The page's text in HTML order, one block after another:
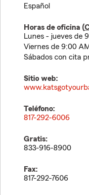
Español
Horas de oficina (
Lunes - jueves de
Viernes de 9:00
Sábados con cita
Sitio web:
Teléfono:
817-292-6006
Gratis:
833-916-8900
Fax:
817-292-7606